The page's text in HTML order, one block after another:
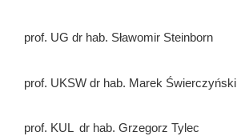
prof. UG dr hab. Sławomir Steinborn
prof. UKSW dr hab. Marek Świerczyński
prof. KUL dr hab. Grzegorz Tylec